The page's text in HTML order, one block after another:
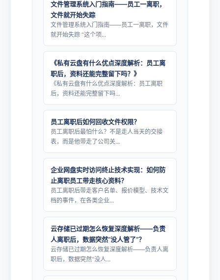
文件管理系统入门指南——员工一离职，
文件就开始失踪
文件管理系统入门指南——员工一离职，文件
就开始失踪 “这个项...
《私有云盘有什么优点深度解析：员工离
职后，资料还能完整留下吗？》
《私有云盘有什么优点深度解析：员工离职
后，资料还能完整留下吗...
员工离职后如何回收文件权限？
员工离职后最怕什么？不是走人当天的交接
表，而是他带走了公司关...
企业网盘实时访问终止技术实现：如何防
止离职员工带走核心资料？
员工离职后带走客户名单、报价模型、技术文
档的事件，在各类企业...
云存储已过期怎么恢复深度解析——负责
人离职后，数据突然“没人管了”？
云存储已过期怎么恢复深度解析——负责人离
职后，数据突然“没人...